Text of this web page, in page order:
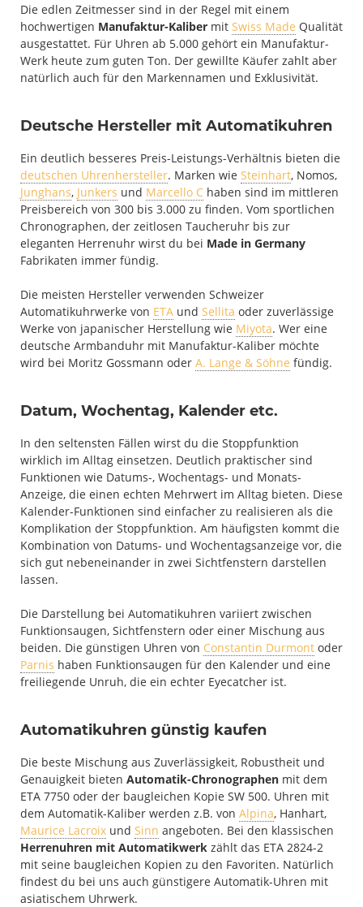
Die edlen Zeitmesser sind in der Regel mit einem
hochwertigen Manufaktur-Kaliber mit Swiss Made Qualität
ausgestattet. Für Uhren ab 5.000 gehört ein Manufaktur-
Werk heute zum guten Ton. Der gewillte Käufer zahlt aber
natürlich auch für den Markennamen und Exklusivität.
Deutsche Hersteller mit Automatikuhren
Ein deutlich besseres Preis-Leistungs-Verhältnis bieten die
deutschen Uhrenhersteller. Marken wie Steinhart, Nomos,
Junghans, Junkers und Marcello C haben sind im mittleren
Preisbereich von 300 bis 3.000 zu finden. Vom sportlichen
Chronographen, der zeitlosen Taucheruhr bis zur
eleganten Herrenuhr wirst du bei Made in Germany
Fabrikaten immer fündig.
Die meisten Hersteller verwenden Schweizer
Automatikuhrwerke von ETA und Sellita oder zuverlässige
Werke von japanischer Herstellung wie Miyota. Wer eine
deutsche Armbanduhr mit Manufaktur-Kaliber möchte
wird bei Moritz Gossmann oder A. Lange & Söhne fündig.
Datum, Wochentag, Kalender etc.
In den seltensten Fällen wirst du die Stoppfunktion
wirklich im Alltag einsetzen. Deutlich praktischer sind
Funktionen wie Datums-, Wochentags- und Monats-
Anzeige, die einen echten Mehrwert im Alltag bieten. Diese
Kalender-Funktionen sind einfacher zu realisieren als die
Komplikation der Stoppfunktion. Am häufigsten kommt die
Kombination von Datums- und Wochentagsanzeige vor, die
sich gut nebeneinander in zwei Sichtfenstern darstellen
lassen.
Die Darstellung bei Automatikuhren variiert zwischen
Funktionsaugen, Sichtfenstern oder einer Mischung aus
beiden. Die günstigen Uhren von Constantin Durmont oder
Parnis haben Funktionsaugen für den Kalender und eine
freiliegende Unruh, die ein echter Eyecatcher ist.
Automatikuhren günstig kaufen
Die beste Mischung aus Zuverlässigkeit, Robustheit und
Genauigkeit bieten Automatik-Chronographen mit dem
ETA 7750 oder der baugleichen Kopie SW 500. Uhren mit
dem Automatik-Kaliber werden z.B. von Alpina, Hanhart,
Maurice Lacroix und Sinn angeboten. Bei den klassischen
Herrenuhren mit Automatikwerk zählt das ETA 2824-2
mit seine baugleichen Kopien zu den Favoriten. Natürlich
findest du bei uns auch günstigere Automatik-Uhren mit
asiatischem Uhrwerk.